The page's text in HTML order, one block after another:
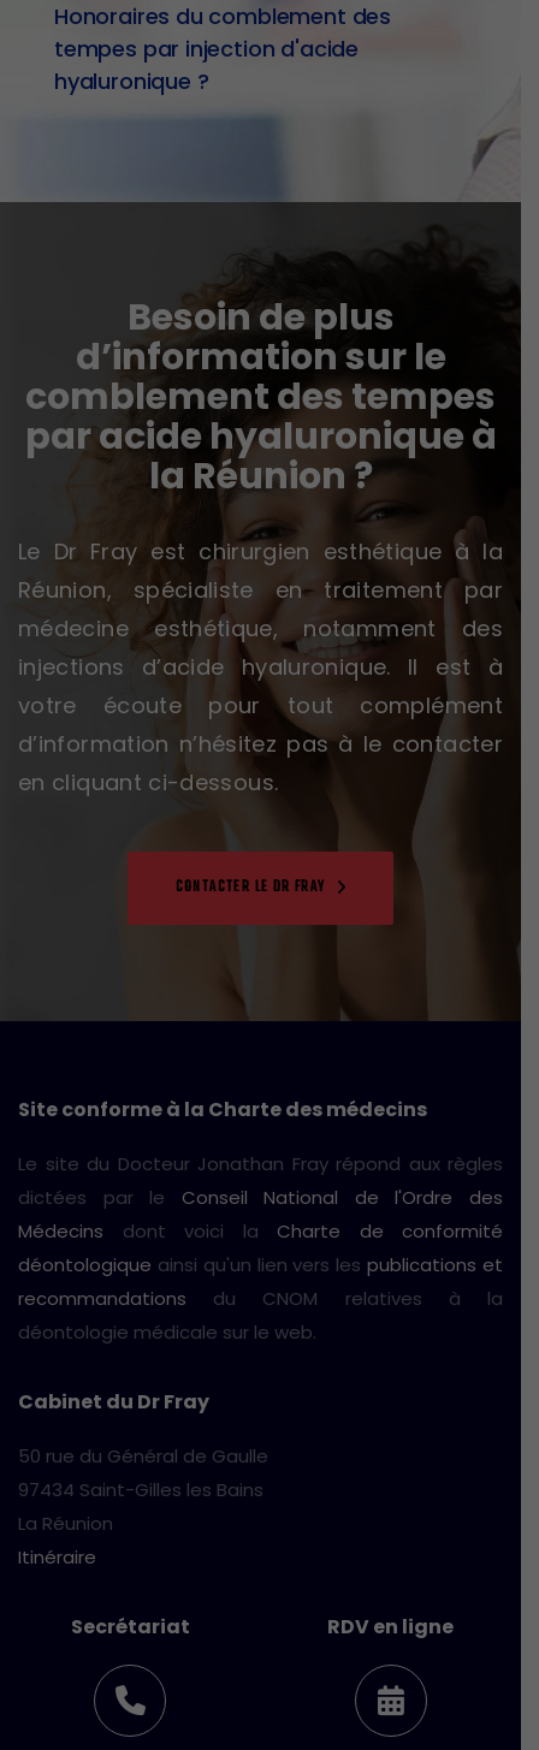
Honoraires du comblement des
tempes par injection d'acide
hyaluronique ?
Besoin de plus
d’information sur le
comblement des tempes
par acide hyaluronique à
la Réunion ?
Le Dr Fray est chirurgien esthétique à la
Réunion, spécialiste en traitement par
médecine esthétique, notamment des
injections d’acide hyaluronique. Il est à
votre écoute pour tout complément
d’information n’hésitez pas à le contacter
en cliquant ci-dessous.
CONTACTER LE DR FRAY
Site conforme à la Charte des médecins
Le site du Docteur Jonathan Fray répond aux règles
dictées par le Conseil National de l'Ordre des
Médecins dont voici la Charte de conformité
déontologique ainsi qu'un lien vers lespublications et
recommandations du CNOM relatives à la
déontologie médicale sur le web.
Cabinet du Dr Fray
50 rue du Général de Gaulle
97434 Saint-Gilles les Bains
La Réunion
Itinéraire
Secrétariat RDV en ligne